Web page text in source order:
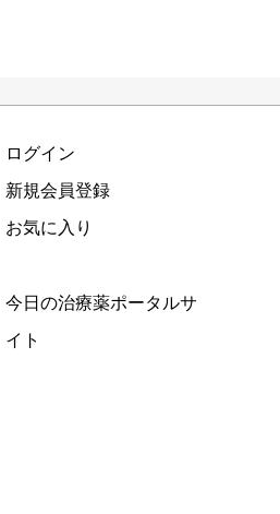
ログイン
新規会員登録
お気に入り
今日の治療薬ポータルサ
イト